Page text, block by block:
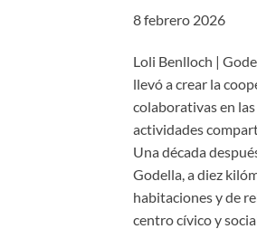
8 febrero 2026
Loli Benlloch |
llevó a crear la
colaborativas en
actividades
Una década
Godella, a diez
habitaciones y de
centro cívico y